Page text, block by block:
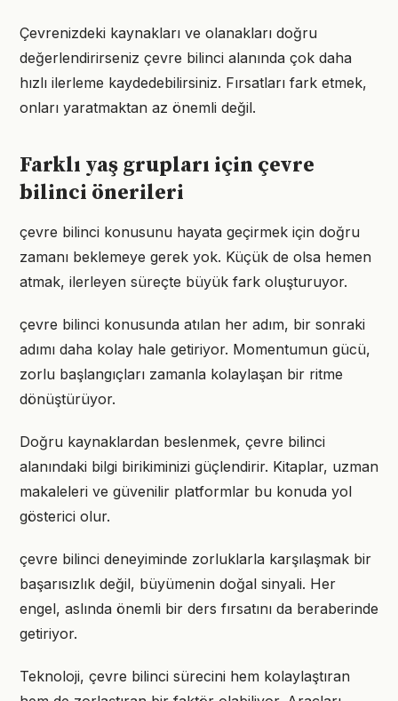
Çevrenizdeki kaynakları ve olanakları doğru
değerlendirirseniz çevre bilinci alanında çok daha
hızlı ilerleme kaydedebilirsiniz. Fırsatları fark etmek,
onları yaratmaktan az önemli değil.
Farklı yaş grupları için çevre
bilinci önerileri
çevre bilinci konusunu hayata geçirmek için doğru
zamanı beklemeye gerek yok. Küçük de olsa hemen
atmak, ilerleyen süreçte büyük fark oluşturuyor.
çevre bilinci konusunda atılan her adım, bir sonraki
adımı daha kolay hale getiriyor. Momentumun gücü,
zorlu başlangıçları zamanla kolaylaşan bir ritme
dönüştürüyor.
Doğru kaynaklardan beslenmek, çevre bilinci
alanındaki bilgi birikiminizi güçlendirir. Kitaplar, uzman
makaleleri ve güvenilir platformlar bu konuda yol
gösterici olur.
çevre bilinci deneyiminde zorluklarla karşılaşmak bir
başarısızlık değil, büyümenin doğal sinyali. Her
engel, aslında önemli bir ders fırsatını da beraberinde
getiriyor.
Teknoloji, çevre bilinci sürecini hem kolaylaştıran